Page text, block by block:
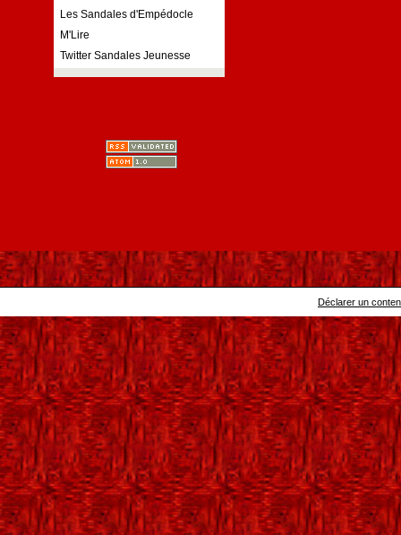
Les Sandales d'Empédocle
M'Lire
Twitter Sandales Jeunesse
Déclarer un